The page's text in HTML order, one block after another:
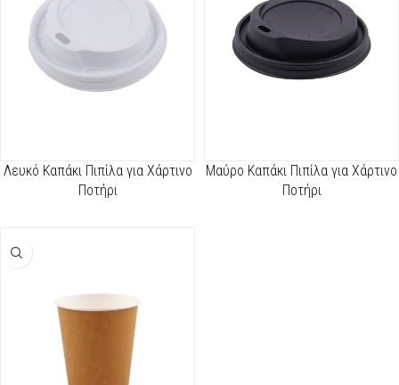
Λευκό Καπάκι Πιπίλα για Χάρτινο
Ποτήρι
Μαύρο Καπάκι Πιπίλα για Χάρτινο
Ποτήρι